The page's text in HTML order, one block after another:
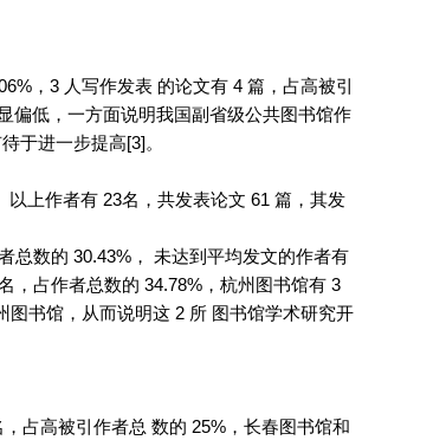
，3 人写作发表 的论文有 4 篇，占高被引
偏低，一方面说明我国副省级公共图书馆作
于进一步提高[3]。
上作者有 23名，共发表论文 61 篇，其发
总数的 30.43%， 未达到平均发文的作者有
，占作者总数的 34.78%，杭州图书馆有 3
图书馆，从而说明这 2 所 图书馆学术研究开
占高被引作者总 数的 25%，长春图书馆和